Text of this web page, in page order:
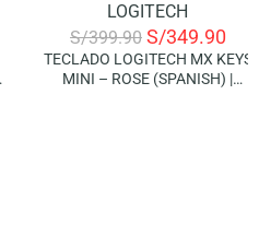
LOGITECH
S/399.90 S/349.90
TECLADO LOGITECH MX KEYS
MINI – ROSE (SPANISH) |